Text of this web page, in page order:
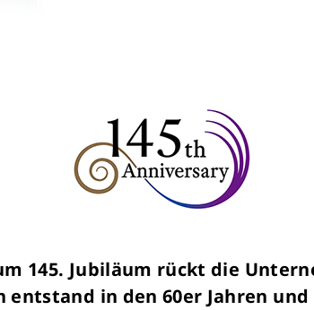
145. Jubiläum rückt die
entstand in den 60er Jahren